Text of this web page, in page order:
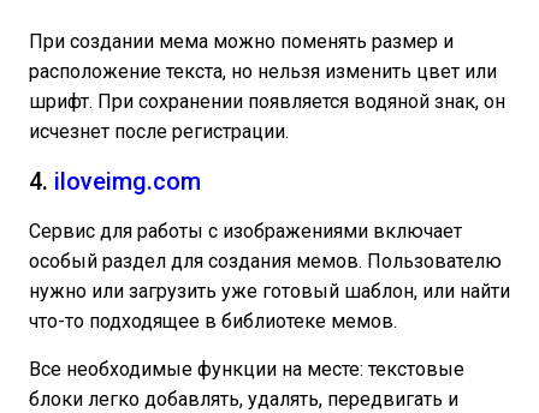
При создании мема можно поменять размер и
расположение текста, но нельзя изменить цвет или
шрифт. При сохранении появляется водяной знак, он
исчезнет после регистрации.
4. iloveimg.com
Сервис для работы с изображениями включает
особый раздел для создания мемов. Пользователю
нужно или загрузить уже готовый шаблон, или найти
что-то подходящее в библиотеке мемов.
Все необходимые функции на месте: текстовые
блоки легко добавлять, удалять, передвигать и